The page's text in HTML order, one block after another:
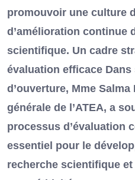
promouvoir une culture
d’amélioration continue
scientifique. Un cadre
évaluation efficace
d’ouverture, Mme
générale de l’ATEA, a
processus d’évaluation
essentiel pour le
recherche scientifique et